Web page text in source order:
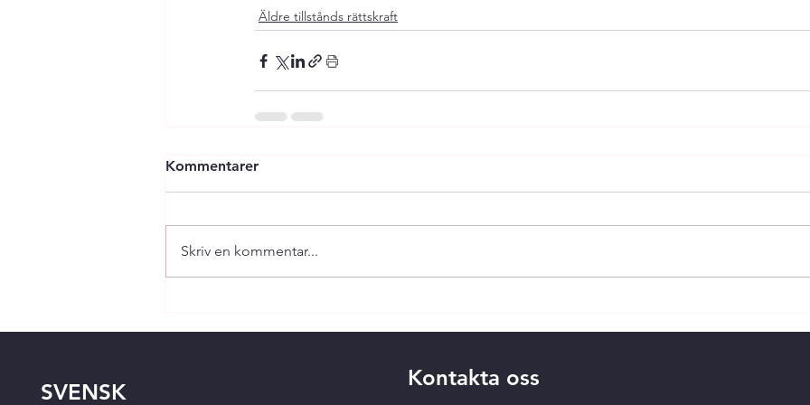
Äldre tillstånds rättskraft
Kommentarer
Skriv en kommentar...
SVENSK
Kontakta oss